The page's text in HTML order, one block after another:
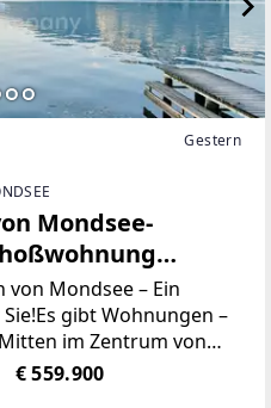
Gestern
Mondsee-
von Mondsee – Ein
gibt Wohnungen –
im Zentrum von
außergewöhnliche
in dieser Form kaum zu
€ 559.900